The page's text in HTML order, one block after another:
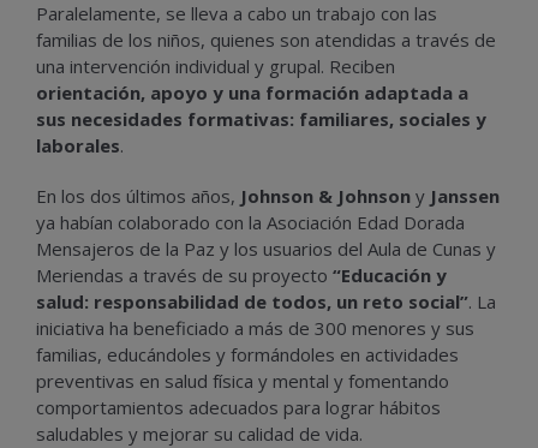
Paralelamente, se lleva a cabo un trabajo con las
familias de los niños, quienes son atendidas a través de
una intervención individual y grupal. Reciben
orientación, apoyo y una formación adaptada a
sus necesidades formativas: familiares, sociales y
laborales.
En los dos últimos años, Johnson & Johnson y Janssen
ya habían colaborado con la Asociación Edad Dorada
Mensajeros de la Paz y los usuarios del Aula de Cunas y
Meriendas a través de su proyecto “Educación y
salud: responsabilidad de todos, un reto social”. La
iniciativa ha beneficiado a más de 300 menores y sus
familias, educándoles y formándoles en actividades
preventivas en salud física y mental y fomentando
comportamientos adecuados para lograr hábitos
saludables y mejorar su calidad de vida.